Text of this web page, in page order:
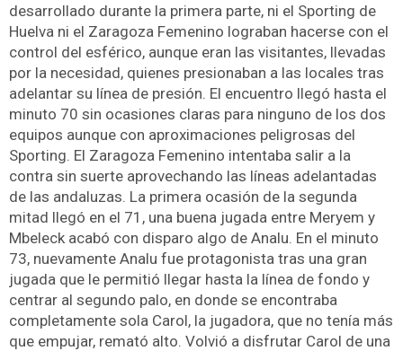
desarrollado durante la primera parte, ni el Sporting de
Huelva ni el Zaragoza Femenino lograban hacerse con el
control del esférico, aunque eran las visitantes, llevadas
por la necesidad, quienes presionaban a las locales tras
adelantar su línea de presión. El encuentro llegó hasta el
minuto 70 sin ocasiones claras para ninguno de los dos
equipos aunque con aproximaciones peligrosas del
Sporting. El Zaragoza Femenino intentaba salir a la
contra sin suerte aprovechando las líneas adelantadas
de las andaluzas. La primera ocasión de la segunda
mitad llegó en el 71, una buena jugada entre Meryem y
Mbeleck acabó con disparo algo de Analu. En el minuto
73, nuevamente Analu fue protagonista tras una gran
jugada que le permitió llegar hasta la línea de fondo y
centrar al segundo palo, en donde se encontraba
completamente sola Carol, la jugadora, que no tenía más
que empujar, remató alto. Volvió a disfrutar Carol de una